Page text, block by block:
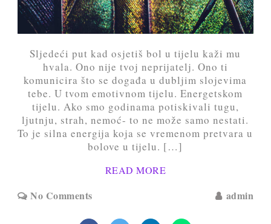
Sljedeći put kad osjetiš bol u tijelu kaži mu
hvala. Ono nije tvoj neprijatelj. Ono ti
komunicira što se događa u dubljim slojevima
tebe. U tvom emotivnom tijelu. Energetskom
tijelu. Ako smo godinama potiskivali tugu,
ljutnju, strah, nemoć- to ne može samo nestati.
To je silna energija koja se vremenom pretvara u
bolove u tijelu. […]
READ MORE
No Comments admin